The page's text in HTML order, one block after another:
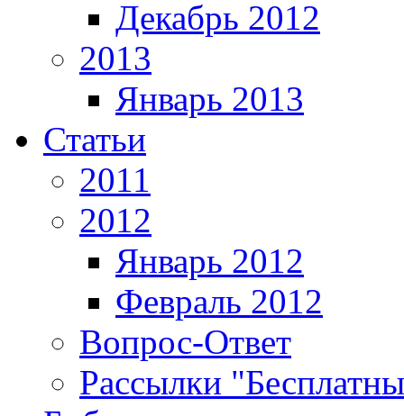
Декабрь 2012
2013
Январь 2013
Статьи
2011
2012
Январь 2012
Февраль 2012
Вопрос-Ответ
Рассылки